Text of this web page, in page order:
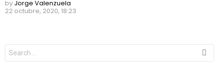
by Jorge Valenzuela
22 octubre, 2020, 18:23
Search
for: